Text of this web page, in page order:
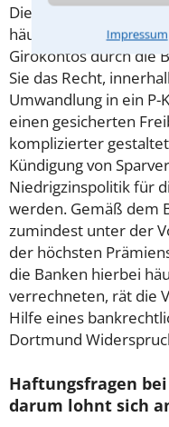
Impressum
Die unangenehme
häufig noch durch
Girokontos durch die
Sie das Recht,
Umwandlung in ein
einen gesicherten
komplizierter
Kündigung von
Niedrigzinspolitik für
werden. Gemäß dem
zumindest unter der
der höchsten
die Banken hierbei
verrechneten, rät die
Hilfe eines
Dortmund
Haftungsfragen
darum lohnt sich